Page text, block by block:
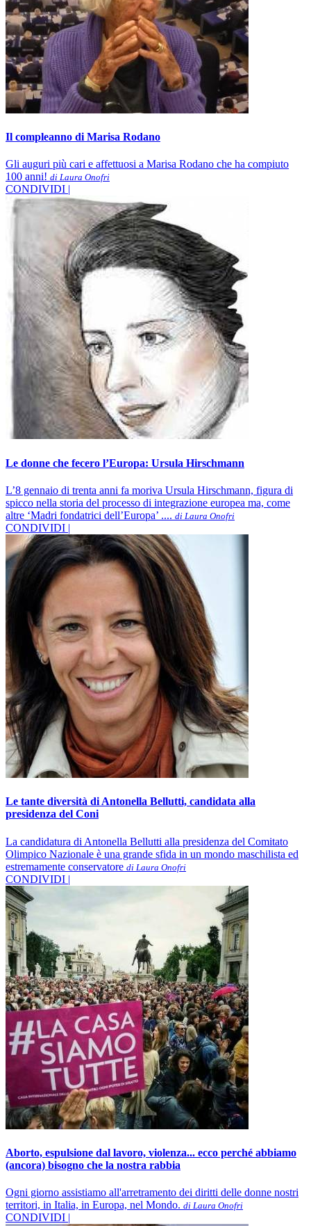
Il compleanno di Marisa Rodano
Gli auguri più cari e affettuosi a Marisa Rodano che ha compiuto
100 anni! di Laura Onofri
CONDIVIDI |
Le donne che fecero l’Europa: Ursula Hirschmann
L’8 gennaio di trenta anni fa moriva Ursula Hirschmann, figura di
spicco nella storia del processo di integrazione europea ma, come
altre ‘Madri fondatrici dell’Europa’ .... di Laura Onofri
CONDIVIDI |
Le tante diversità di Antonella Bellutti, candidata alla
presidenza del Coni
La candidatura di Antonella Bellutti alla presidenza del Comitato
Olimpico Nazionale è una grande sfida in un mondo maschilista ed
estremamente conservatore di Laura Onofri
CONDIVIDI |
Aborto, espulsione dal lavoro, violenza... ecco perché abbiamo
(ancora) bisogno che la nostra rabbia
Ogni giorno assistiamo all'arretramento dei diritti delle donne nostri
territori, in Italia, in Europa, nel Mondo. di Laura Onofri
CONDIVIDI |